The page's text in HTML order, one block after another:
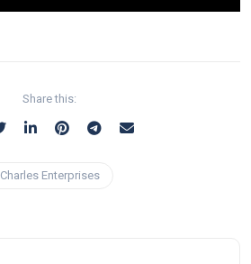
Share this:
Charles Enterprises